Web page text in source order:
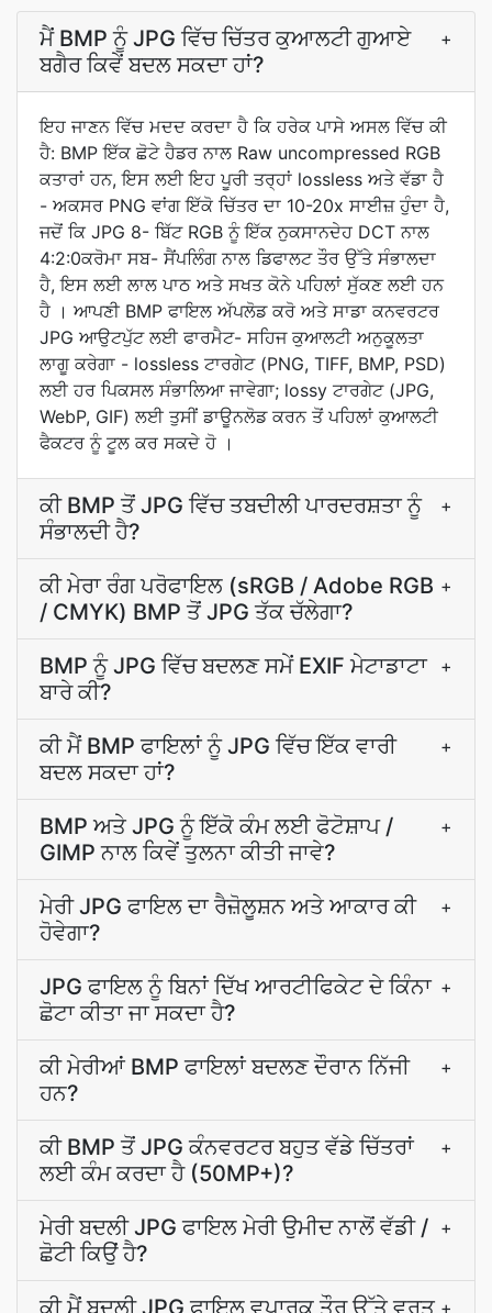
ਮੈਂ BMP ਨੂੰ JPG ਵਿੱਚ ਚਿੱਤਰ ਕੁਆਲਟੀ ਗੁਆਏ
ਬਗੈਰ ਕਿਵੇਂ ਬਦਲ ਸਕਦਾ ਹਾਂ?
+
ਇਹ ਜਾਣਨ ਵਿੱਚ ਮਦਦ ਕਰਦਾ ਹੈ ਕਿ ਹਰੇਕ ਪਾਸੇ ਅਸਲ ਵਿੱਚ ਕੀ
ਹੈ: BMP ਇੱਕ ਛੋਟੇ ਹੈਡਰ ਨਾਲ Raw uncompressed RGB
ਕਤਾਰਾਂ ਹਨ, ਇਸ ਲਈ ਇਹ ਪੂਰੀ ਤਰ੍ਹਾਂ lossless ਅਤੇ ਵੱਡਾ ਹੈ
- ਅਕਸਰ PNG ਵਾਂਗ ਇੱਕੋ ਚਿੱਤਰ ਦਾ 10-20x ਸਾਈਜ਼ ਹੁੰਦਾ ਹੈ,
ਜਦੋਂ ਕਿ JPG 8- ਬਿੱਟ RGB ਨੂੰ ਇੱਕ ਨੁਕਸਾਨਦੇਹ DCT ਨਾਲ
4:2:0ਕਰੋਮਾ ਸਬ- ਸੈਂਪਲਿੰਗ ਨਾਲ ਡਿਫਾਲਟ ਤੌਰ ਉੱਤੇ ਸੰਭਾਲਦਾ
ਹੈ, ਇਸ ਲਈ ਲਾਲ ਪਾਠ ਅਤੇ ਸਖਤ ਕੋਨੇ ਪਹਿਲਾਂ ਸੁੱਕਣ ਲਈ ਹਨ
ਹੈ । ਆਪਣੀ BMP ਫਾਇਲ ਅੱਪਲੋਡ ਕਰੋ ਅਤੇ ਸਾਡਾ ਕਨਵਰਟਰ
JPG ਆਉਟਪੁੱਟ ਲਈ ਫਾਰਮੈਟ- ਸਹਿਜ ਕੁਆਲਟੀ ਅਨੁਕੂਲਤਾ
ਲਾਗੂ ਕਰੇਗਾ - lossless ਟਾਰਗੇਟ (PNG, TIFF, BMP, PSD)
ਲਈ ਹਰ ਪਿਕਸਲ ਸੰਭਾਲਿਆ ਜਾਵੇਗਾ; lossy ਟਾਰਗੇਟ (JPG,
WebP, GIF) ਲਈ ਤੁਸੀਂ ਡਾਊਨਲੋਡ ਕਰਨ ਤੋਂ ਪਹਿਲਾਂ ਕੁਆਲਟੀ
ਫੈਕਟਰ ਨੂੰ ਟੂਲ ਕਰ ਸਕਦੇ ਹੋ ।
ਕੀ BMP ਤੋਂ JPG ਵਿੱਚ ਤਬਦੀਲੀ ਪਾਰਦਰਸ਼ਤਾ ਨੂੰ
ਸੰਭਾਲਦੀ ਹੈ?
+
ਕੀ ਮੇਰਾ ਰੰਗ ਪਰੋਫਾਇਲ (sRGB / Adobe RGB
/ CMYK) BMP ਤੋਂ JPG ਤੱਕ ਚੱਲੇਗਾ?
+
BMP ਨੂੰ JPG ਵਿੱਚ ਬਦਲਣ ਸਮੇਂ EXIF ਮੇਟਾਡਾਟਾ
ਬਾਰੇ ਕੀ?
+
ਕੀ ਮੈਂ BMP ਫਾਇਲਾਂ ਨੂੰ JPG ਵਿੱਚ ਇੱਕ ਵਾਰੀ
ਬਦਲ ਸਕਦਾ ਹਾਂ?
+
BMP ਅਤੇ JPG ਨੂੰ ਇੱਕੋ ਕੰਮ ਲਈ ਫੋਟੋਸ਼ਾਪ /
GIMP ਨਾਲ ਕਿਵੇਂ ਤੁਲਨਾ ਕੀਤੀ ਜਾਵੇ?
+
ਮੇਰੀ JPG ਫਾਇਲ ਦਾ ਰੈਜ਼ੋਲੂਸ਼ਨ ਅਤੇ ਆਕਾਰ ਕੀ
ਹੋਵੇਗਾ?
+
JPG ਫਾਇਲ ਨੂੰ ਬਿਨਾਂ ਦਿੱਖ ਆਰਟੀਫਿਕੇਟ ਦੇ ਕਿੰਨਾ
ਛੋਟਾ ਕੀਤਾ ਜਾ ਸਕਦਾ ਹੈ?
+
ਕੀ ਮੇਰੀਆਂ BMP ਫਾਇਲਾਂ ਬਦਲਣ ਦੌਰਾਨ ਨਿੱਜੀ
ਹਨ?
+
ਕੀ BMP ਤੋਂ JPG ਕੰਨਵਰਟਰ ਬਹੁਤ ਵੱਡੇ ਚਿੱਤਰਾਂ
ਲਈ ਕੰਮ ਕਰਦਾ ਹੈ (50MP+)?
+
ਮੇਰੀ ਬਦਲੀ JPG ਫਾਇਲ ਮੇਰੀ ਉਮੀਦ ਨਾਲੋਂ ਵੱਡੀ /
ਛੋਟੀ ਕਿਉਂ ਹੈ?
+
ਕੀ ਮੈਂ ਬਦਲੀ JPG ਫਾਇਲ ਵਪਾਰਕ ਤੌਰ ਉੱਤੇ ਵਰਤ +